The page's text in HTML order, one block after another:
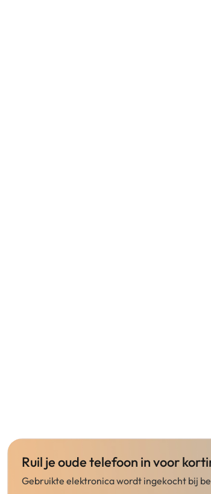
Ruil je oude telefoon in voor
Gebruikte elektronica wordt ingekocht bij